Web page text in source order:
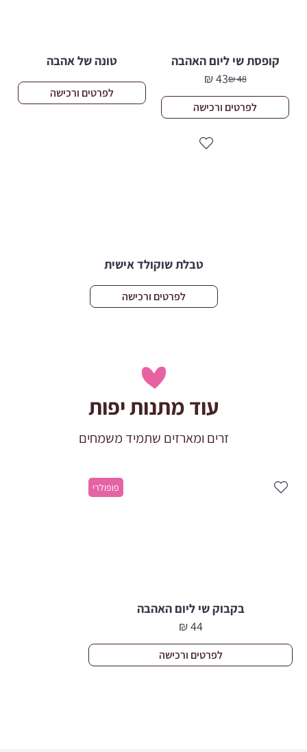
קופסת שי ליום האהבה
48
₪המחיר
המקורי
היה:
43
₪
המחיר
הנוכחי
הוא:
לפרטים ורכישה
טונה של אהבה
לפרטים ורכישה
טבלת שוקולד אישית
לפרטים ורכישה
עוד מתנות יפות
זרים ומארזים שתמיד משמחים
פופולרי
בקבוק שי ליום האהבה
44
₪
לפרטים ורכישה